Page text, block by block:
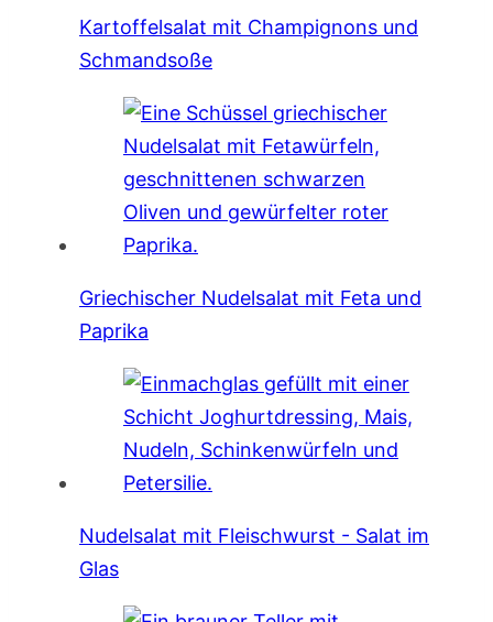
Kartoffelsalat mit Champignons und
Schmandsoße
Griechischer Nudelsalat mit Feta und
Paprika
Nudelsalat mit Fleischwurst - Salat im
Glas